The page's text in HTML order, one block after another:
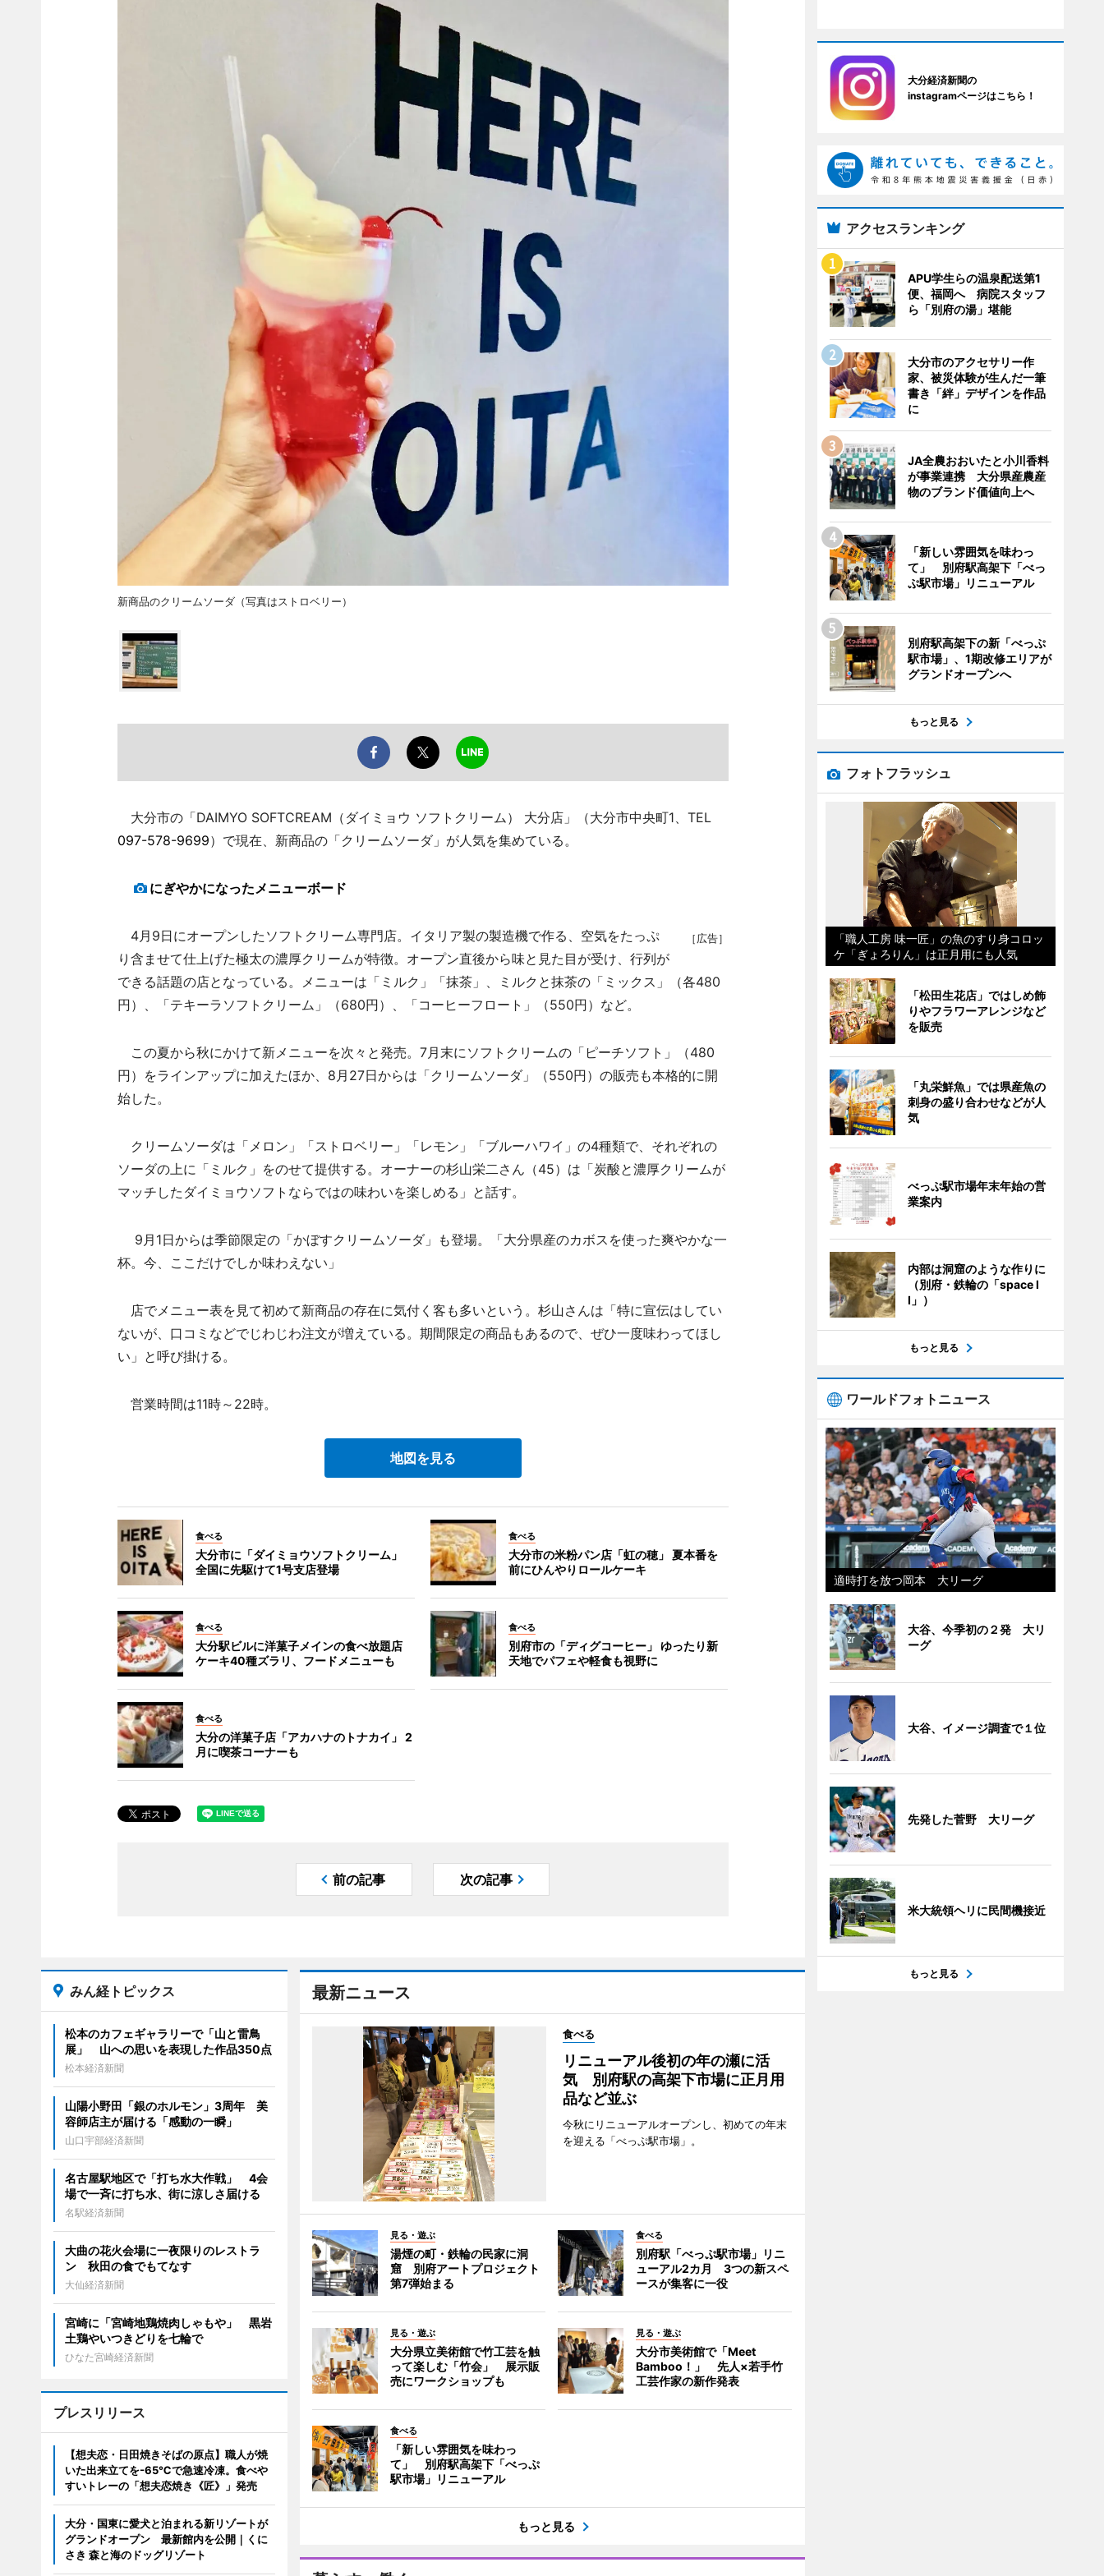
新商品のクリームソーダ（写真はストロベリー）
大分市の「DAIMYO SOFTCREAM（ダイミョウ ソフトクリーム） 大分店」（大分市中央町1、TEL
097-578-9699）で現在、新商品の「クリームソーダ」が人気を集めている。
にぎやかになったメニューボード
［広告］
4月9日にオープンしたソフトクリーム専門店。イタリア製の製造機で作る、空気をたっぷ
り含ませて仕上げた極太の濃厚クリームが特徴。オープン直後から味と見た目が受け、行列が
できる話題の店となっている。メニューは「ミルク」「抹茶」、ミルクと抹茶の「ミックス」（各480
円）、「テキーラソフトクリーム」（680円）、「コーヒーフロート」（550円）など。
この夏から秋にかけて新メニューを次々と発売。7月末にソフトクリームの「ピーチソフト」（480
円）をラインアップに加えたほか、8月27日からは「クリームソーダ」（550円）の販売も本格的に開
始した。
クリームソーダは「メロン」「ストロベリー」「レモン」「ブルーハワイ」の4種類で、それぞれの
ソーダの上に「ミルク」をのせて提供する。オーナーの杉山栄二さん（45）は「炭酸と濃厚クリームが
マッチしたダイミョウソフトならではの味わいを楽しめる」と話す。
9月1日からは季節限定の「かぼすクリームソーダ」も登場。「大分県産のカボスを使った爽やかな一
杯。今、ここだけでしか味わえない」
店でメニュー表を見て初めて新商品の存在に気付く客も多いという。杉山さんは「特に宣伝はしてい
ないが、口コミなどでじわじわ注文が増えている。期間限定の商品もあるので、ぜひ一度味わってほし
い」と呼び掛ける。
営業時間は11時～22時。
地図を見る
食べる
大分市に「ダイミョウソフトクリーム」
全国に先駆けて1号支店登場
食べる
大分市の米粉パン店「虹の穂」 夏本番を
前にひんやりロールケーキ
食べる
大分駅ビルに洋菓子メインの食べ放題店
ケーキ40種ズラリ、フードメニューも
食べる
別府市の「ディグコーヒー」 ゆったり新
天地でパフェや軽食も視野に
食べる
大分の洋菓子店「アカハナのトナカイ」 2
月に喫茶コーナーも
前の記事 次の記事
最新ニュース
食べる
リニューアル後初の年の瀬に活
気 別府駅の高架下市場に正月用
品など並ぶ
今秋にリニューアルオープンし、初めての年末
を迎える「べっぷ駅市場」。
見る・遊ぶ
湯煙の町・鉄輪の民家に洞
窟 別府アートプロジェクト
第7弾始まる
食べる
別府駅「べっぷ駅市場」リニ
ューアル2カ月 3つの新スペ
ースが集客に一役
見る・遊ぶ
大分県立美術館で竹工芸を触
って楽しむ「竹会」 展示販
売にワークショップも
見る・遊ぶ
大分市美術館で「Meet
Bamboo！」 先人×若手竹
工芸作家の新作発表
食べる
「新しい雰囲気を味わっ
て」 別府駅高架下「べっぷ
駅市場」リニューアル
もっと見る
みん経トピックス
松本のカフェギャラリーで「山と雷鳥
展」 山への思いを表現した作品350点
松本経済新聞
山陽小野田「銀のホルモン」3周年 美
容師店主が届ける「感動の一瞬」
山口宇部経済新聞
名古屋駅地区で「打ち水大作戦」 4会
場で一斉に打ち水、街に涼しさ届ける
名駅経済新聞
大曲の花火会場に一夜限りのレストラ
ン 秋田の食でもてなす
大仙経済新聞
宮崎に「宮崎地鶏焼肉しゃもや」 黒岩
土鶏やいつきどりを七輪で
ひなた宮崎経済新聞
プレスリリース
【想夫恋・日田焼きそばの原点】職人が焼
いた出来立てを-65℃で急速冷凍。食べや
すいトレーの「想夫恋焼き《匠》」発売
大分・国東に愛犬と泊まれる新リゾートが
グランドオープン 最新館内を公開｜くに
さき 森と海のドッグリゾート
大分経済新聞の
instagramページはこちら！
アクセスランキング
APU学生らの温泉配送第1
便、福岡へ 病院スタッフ
ら「別府の湯」堪能
大分市のアクセサリー作
家、被災体験が生んだ一筆
書き「絆」デザインを作品
に
JA全農おおいたと小川香料
が事業連携 大分県産農産
物のブランド価値向上へ
「新しい雰囲気を味わっ
て」 別府駅高架下「べっ
ぷ駅市場」リニューアル
別府駅高架下の新「べっぷ
駅市場」、1期改修エリアが
グランドオープンへ
もっと見る
フォトフラッシュ
「職人工房 味一匠」の魚のすり身コロッ
ケ「ぎょろりん」は正月用にも人気
「松田生花店」ではしめ飾
りやフラワーアレンジなど
を販売
「丸栄鮮魚」では県産魚の
刺身の盛り合わせなどが人
気
べっぷ駅市場年末年始の営
業案内
内部は洞窟のような作りに
（別府・鉄輪の「space I
I」）
もっと見る
ワールドフォトニュース
適時打を放つ岡本 大リーグ
大谷、今季初の２発 大リ
ーグ
大谷、イメージ調査で１位
先発した菅野 大リーグ
米大統領ヘリに民間機接近
もっと見る